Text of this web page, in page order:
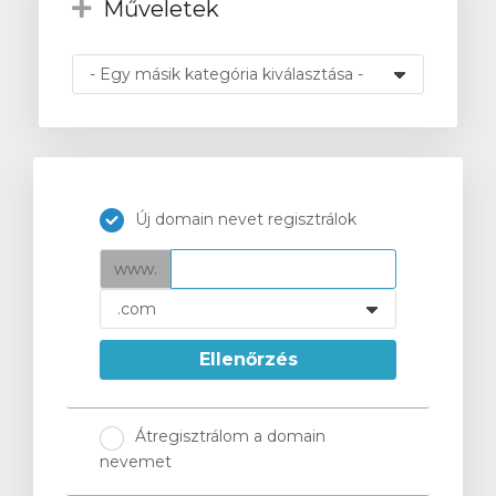
Műveletek
Új domain nevet regisztrálok
www.
Ellenőrzés
Átregisztrálom a domain
nevemet